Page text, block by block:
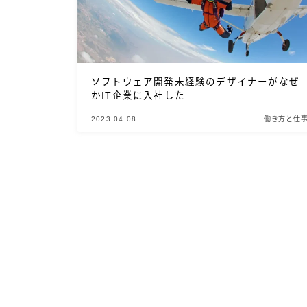
ソフトウェア開発未経験のデザイナーがなぜ
かIT企業に入社した
2023.04.08 働き方と仕